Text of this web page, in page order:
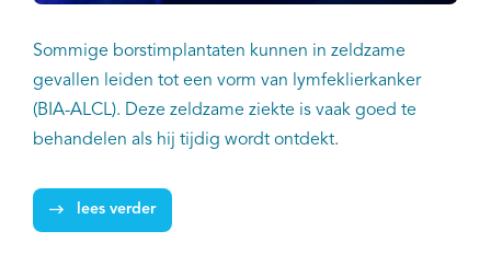
Sommige borstimplantaten kunnen in zeldzame
gevallen leiden tot een vorm van lymfeklierkanker
(BIA-ALCL). Deze zeldzame ziekte is vaak goed te
behandelen als hij tijdig wordt ontdekt.
lees verder